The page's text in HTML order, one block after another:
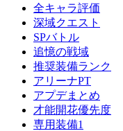
全キャラ評価
深域クエスト
SPバトル
追憶の戦域
推奨装備ランク
アリーナPT
アプデまとめ
才能開花優先度
専用装備1